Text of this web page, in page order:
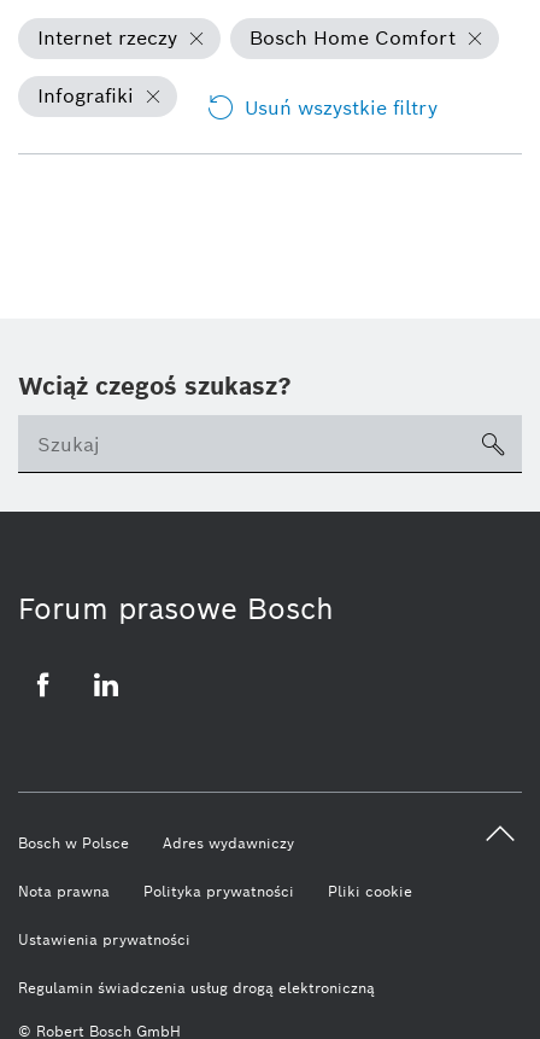
Internet rzeczy Bosch Home Comfort
Infografiki Usuń wszystkie filtry
Wciąż czegoś szukasz?
Forum prasowe Bosch
© Robert Bosch GmbH
Bosch w Polsce Adres wydawniczy
Nota prawna Polityka prywatności Pliki cookie
Ustawienia prywatności
Regulamin świadczenia usług drogą elektroniczną